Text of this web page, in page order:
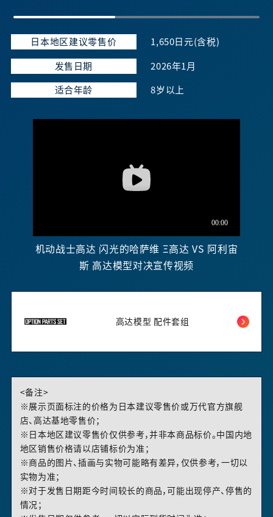
日本地区建议零售价 1,650日元(含税)
发售日期 2026年1月
适合年龄 8岁以上
机动战士高达 闪光的哈萨维 Ξ高达 VS 阿利宙
斯 高达模型对决宣传视频
高达模型 配件套组
<备注>
※展示页面标注的价格为日本建议零售价或万代官方旗舰
店、高达基地零售价；
※日本地区建议零售价仅供参考，并非本商品标价。中国内地
地区销售价格请以店铺标价为准；
※商品的图片、插画与实物可能略有差异，仅供参考，一切以
实物为准；
※对于发售日期距今时间较长的商品，可能出现停产、停售的
情况；